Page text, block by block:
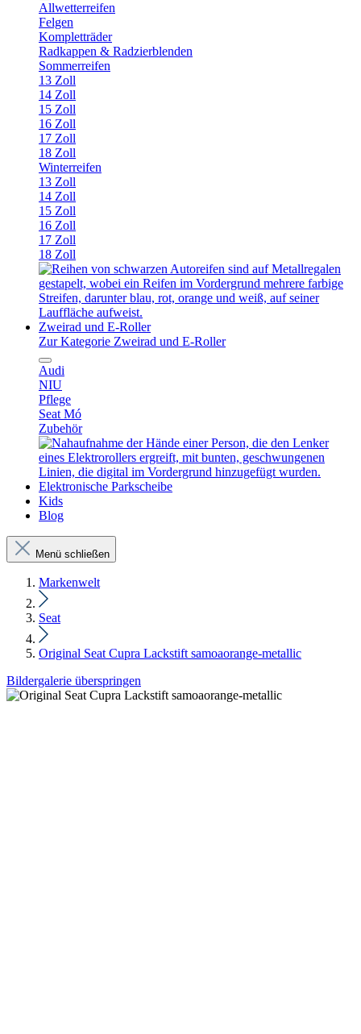
Allwetterreifen
Felgen
Kompletträder
Radkappen & Radzierblenden
Sommerreifen
13 Zoll
14 Zoll
15 Zoll
16 Zoll
17 Zoll
18 Zoll
Winterreifen
13 Zoll
14 Zoll
15 Zoll
16 Zoll
17 Zoll
18 Zoll
Zweirad und E-Roller
Zur Kategorie Zweirad und E-Roller
Audi
NIU
Pflege
Seat Mó
Zubehör
Elektronische Parkscheibe
Kids
Blog
Menü schließen
Markenwelt
Seat
Original Seat Cupra Lackstift samoaorange-metallic
Bildergalerie überspringen